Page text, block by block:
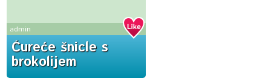
admin
Ćureće šnicle s
brokolijem